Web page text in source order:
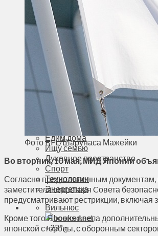
Фоторепортаж
Туризм
ЛК рекомендует
Сеньорам
Образование
Здравоохранение
Экология
Происшествия
Приграничье
Деньги
Визиты
Выборы
Агроновости
Едим дома
Ищу семью
Духовное пространство
Спорт
Технологии
Энергетика
Вильнюс
+22°C
Фото BFL/Шарунаса Мажейки
Во вторник, 10 мая, МИД Японии
Согласно представленным
заместителя секретаря Cовета
предусматривают рестрикции, включая
Кроме того Япония ввела
японской стороны, с оборонным